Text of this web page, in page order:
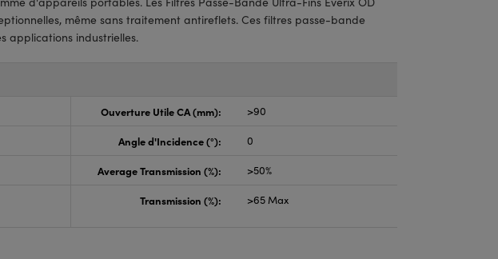
même sans traitement antireflets. Ces filtres passe-bande
applications industrielles.
Ouverture Utile CA (mm): >90
Angle d'Incidence (°): 0
Average Transmission (%): >50%
Transmission (%): >65 Max